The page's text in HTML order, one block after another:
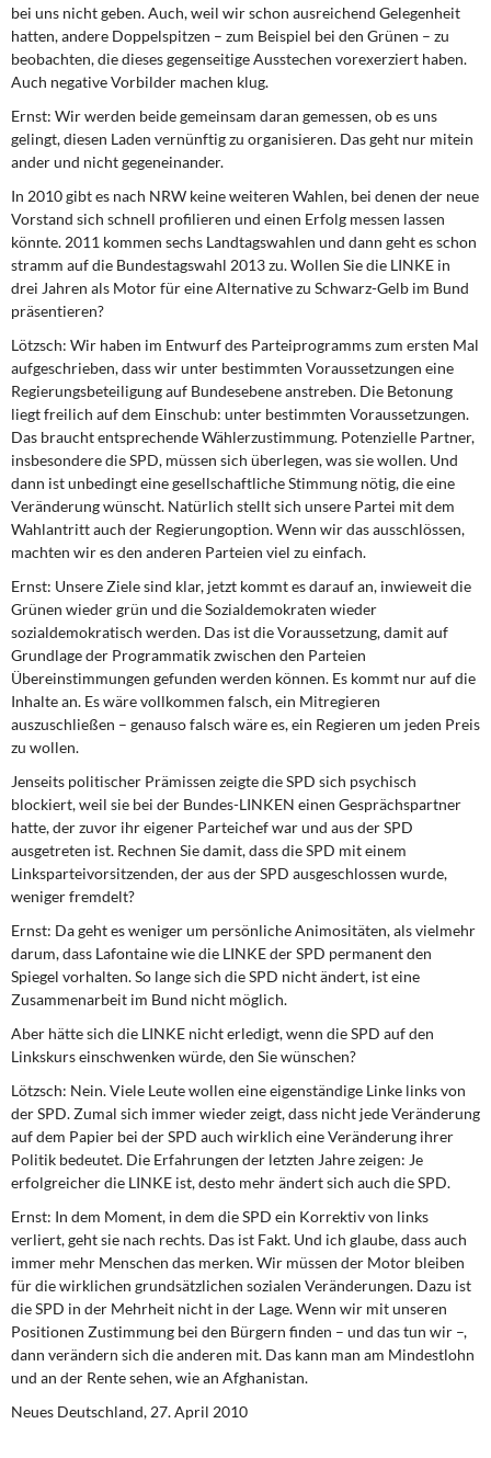
bei uns nicht geben. Auch, weil wir schon ausreichend Gelegenheit
hatten, andere Doppelspitzen – zum Beispiel bei den Grünen – zu
beobachten, die dieses gegenseitige Ausstechen vorexerziert haben.
Auch negative Vorbilder machen klug.
Ernst: Wir werden beide gemeinsam daran gemessen, ob es uns
gelingt, diesen Laden vernünftig zu organisieren. Das geht nur mitein
ander und nicht gegeneinander.
In 2010 gibt es nach NRW keine weiteren Wahlen, bei denen der neue
Vorstand sich schnell profilieren und einen Erfolg messen lassen
könnte. 2011 kommen sechs Landtagswahlen und dann geht es schon
stramm auf die Bundestagswahl 2013 zu. Wollen Sie die LINKE in
drei Jahren als Motor für eine Alternative zu Schwarz-Gelb im Bund
präsentieren?
Lötzsch: Wir haben im Entwurf des Parteiprogramms zum ersten Mal
aufgeschrieben, dass wir unter bestimmten Voraussetzungen eine
Regierungsbeteiligung auf Bundesebene anstreben. Die Betonung
liegt freilich auf dem Einschub: unter bestimmten Voraussetzungen.
Das braucht entsprechende Wählerzustimmung. Potenzielle Partner,
insbesondere die SPD, müssen sich überlegen, was sie wollen. Und
dann ist unbedingt eine gesellschaftliche Stimmung nötig, die eine
Veränderung wünscht. Natürlich stellt sich unsere Partei mit dem
Wahlantritt auch der Regierungoption. Wenn wir das ausschlössen,
machten wir es den anderen Parteien viel zu einfach.
Ernst: Unsere Ziele sind klar, jetzt kommt es darauf an, inwieweit die
Grünen wieder grün und die Sozialdemokraten wieder
sozialdemokratisch werden. Das ist die Voraussetzung, damit auf
Grundlage der Programmatik zwischen den Parteien
Übereinstimmungen gefunden werden können. Es kommt nur auf die
Inhalte an. Es wäre vollkommen falsch, ein Mitregieren
auszuschließen – genauso falsch wäre es, ein Regieren um jeden Preis
zu wollen.
Jenseits politischer Prämissen zeigte die SPD sich psychisch
blockiert, weil sie bei der Bundes-LINKEN einen Gesprächspartner
hatte, der zuvor ihr eigener Parteichef war und aus der SPD
ausgetreten ist. Rechnen Sie damit, dass die SPD mit einem
Linksparteivorsitzenden, der aus der SPD ausgeschlossen wurde,
weniger fremdelt?
Ernst: Da geht es weniger um persönliche Animositäten, als vielmehr
darum, dass Lafontaine wie die LINKE der SPD permanent den
Spiegel vorhalten. So lange sich die SPD nicht ändert, ist eine
Zusammenarbeit im Bund nicht möglich.
Aber hätte sich die LINKE nicht erledigt, wenn die SPD auf den
Linkskurs einschwenken würde, den Sie wünschen?
Lötzsch: Nein. Viele Leute wollen eine eigenständige Linke links von
der SPD. Zumal sich immer wieder zeigt, dass nicht jede Veränderung
auf dem Papier bei der SPD auch wirklich eine Veränderung ihrer
Politik bedeutet. Die Erfahrungen der letzten Jahre zeigen: Je
erfolgreicher die LINKE ist, desto mehr ändert sich auch die SPD.
Ernst: In dem Moment, in dem die SPD ein Korrektiv von links
verliert, geht sie nach rechts. Das ist Fakt. Und ich glaube, dass auch
immer mehr Menschen das merken. Wir müssen der Motor bleiben
für die wirklichen grundsätzlichen sozialen Veränderungen. Dazu ist
die SPD in der Mehrheit nicht in der Lage. Wenn wir mit unseren
Positionen Zustimmung bei den Bürgern finden – und das tun wir –,
dann verändern sich die anderen mit. Das kann man am Mindestlohn
und an der Rente sehen, wie an Afghanistan.
Neues Deutschland, 27. April 2010